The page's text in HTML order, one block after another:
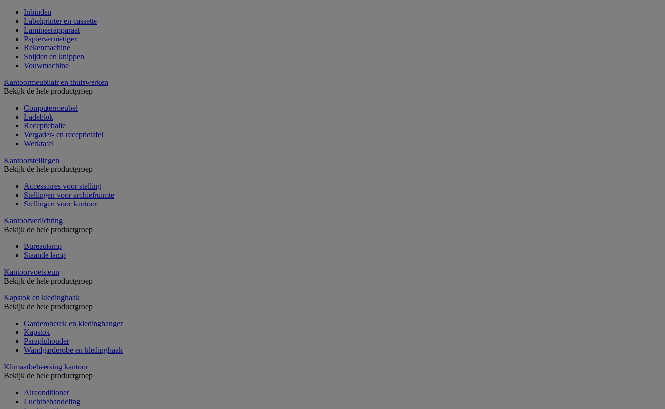
Inbinden
Labelprinter en cassette
Lamineerapparaat
Papiervernietiger
Rekenmachine
Snijden en knippen
Vouwmachine
Kantoormeubilair en thuiswerken
Bekijk de hele productgroep
Computermeubel
Ladeblok
Receptiebalie
Vergader- en receptietafel
Werktafel
Kantoorstellingen
Bekijk de hele productgroep
Accessoires voor stelling
Stellingen voor archiefruimte
Stellingen voor kantoor
Kantoorverlichting
Bekijk de hele productgroep
Bureaulamp
Staande lamp
Kantoorvoetsteun
Bekijk de hele productgroep
Kapstok en kledinghaak
Bekijk de hele productgroep
Garderoberek en kledinghanger
Kapstok
Parapluhouder
Wandgarderobe en kledinghaak
Klimaatbeheersing kantoor
Bekijk de hele productgroep
Airconditioner
Luchtbehandeling